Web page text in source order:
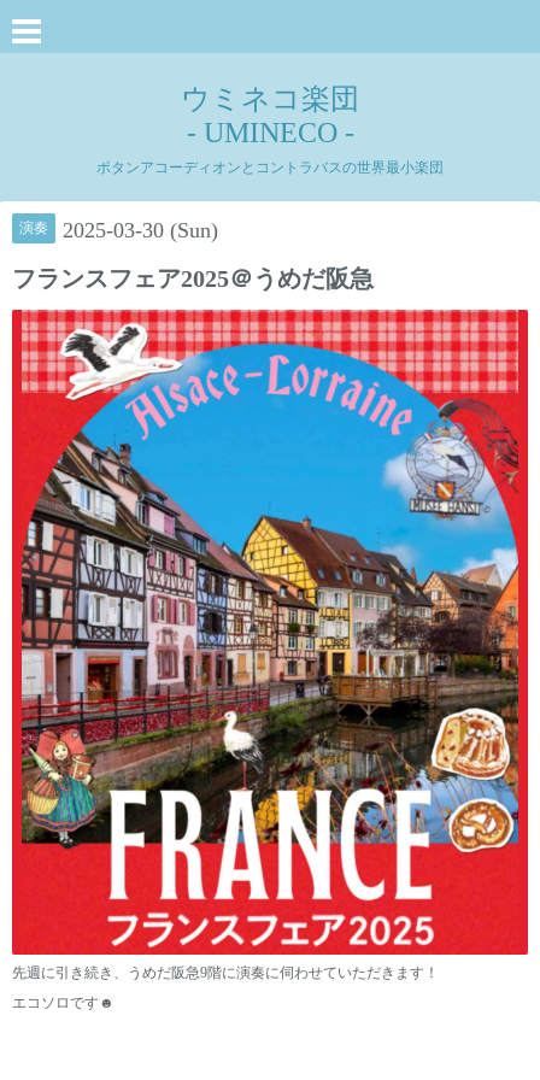
ウミネコ楽団
- UMINECO -
ボタンアコーディオンとコントラバスの世界最小楽団
演奏 2025-03-30 (Sun)
フランスフェア2025＠うめだ阪急
先週に引き続き、うめだ阪急9階に演奏に伺わせていただきます！
エコソロです☻